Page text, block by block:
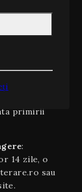
stoc,
2011/83/UE
să vă
primirii
:
14 zile, o
sau